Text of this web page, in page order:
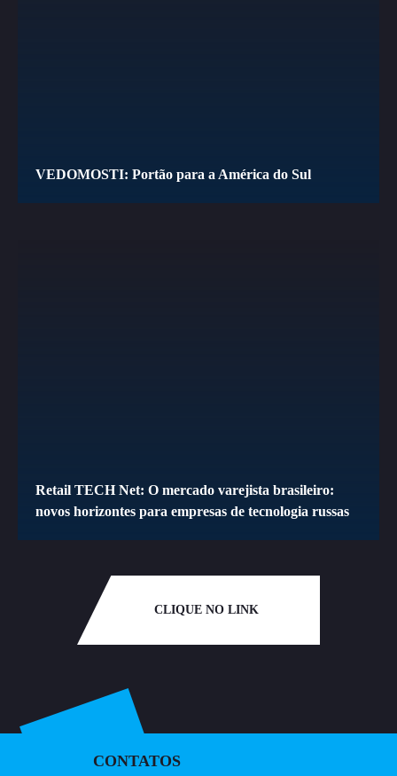
VEDOMOSTI: Portão para a América do Sul
Retail TECH Net: O mercado varejista brasileiro:
novos horizontes para empresas de tecnologia russas
CLIQUE NO LINK
CONTATOS